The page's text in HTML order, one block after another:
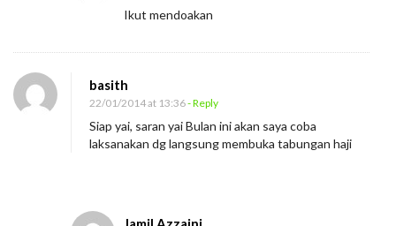
Ikut mendoakan
basith
22/01/2014 at 13:36- Reply
Siap yai, saran yai Bulan ini akan saya coba
laksanakan dg langsung membuka tabungan haji